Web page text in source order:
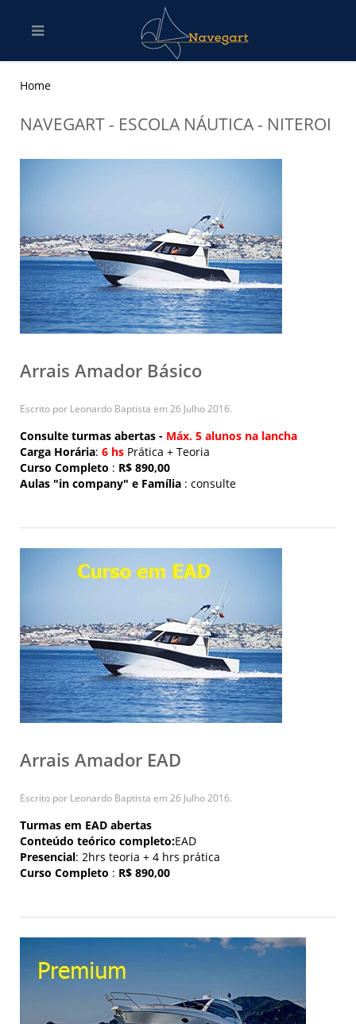
Home
NAVEGART - ESCOLA NÁUTICA - NITEROI
Arrais Amador Básico
Escrito por Leonardo Baptista em 26 Julho 2016.
Consulte turmas abertas - Máx. 5 alunos na lancha
Carga Horária: 6 hs Prática + Teoria
Curso Completo : R$ 890,00
Aulas "in company" e Família : consulte
Arrais Amador EAD
Escrito por Leonardo Baptista em 26 Julho 2016.
Turmas em EAD abertas
Conteúdo teórico completo:EAD
Presencial: 2hrs teoria + 4 hrs prática
Curso Completo : R$ 890,00